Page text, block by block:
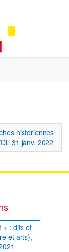
historiennes
31 janv. 2022
» : dits et
et arts),